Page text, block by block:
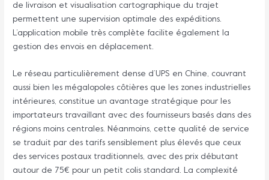
de livraison et visualisation cartographique du trajet
permettent une supervision optimale des expéditions.
L’application mobile très complète facilite également la
gestion des envois en déplacement.
Le réseau particulièrement dense d’UPS en Chine, couvrant
aussi bien les mégalopoles côtières que les zones industrielles
intérieures, constitue un avantage stratégique pour les
importateurs travaillant avec des fournisseurs basés dans des
régions moins centrales. Néanmoins, cette qualité de service
se traduit par des tarifs sensiblement plus élevés que ceux
des services postaux traditionnels, avec des prix débutant
autour de 75€ pour un petit colis standard. La complexité